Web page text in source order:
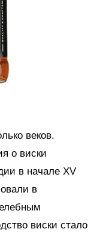
веков.
о виски
в начале XV
в
виски стало